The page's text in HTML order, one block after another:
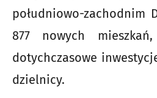
południowo-zachodnim
877 nowych
dotychczasowe
dzielnicy.